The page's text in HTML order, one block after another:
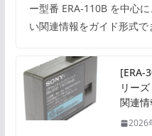
ー型番 ERA-110B を中心
い関連情報をガイド形式
[ERA-
リー
関連情
2026